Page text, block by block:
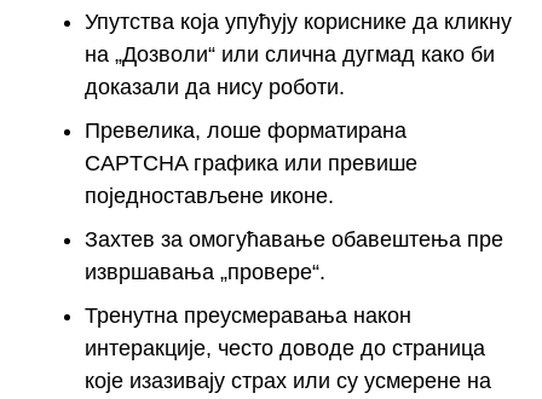
Упутства која упућују кориснике да кликну
на „Дозволи“ или слична дугмад како би
доказали да нису роботи.
Превелика, лоше форматирана
CAPTCHA графика или превише
поједностављене иконе.
Захтев за омогућавање обавештења пре
извршавања „провере“.
Тренутна преусмеравања након
интеракције, често доводе до страница
које изазивају страх или су усмерене на